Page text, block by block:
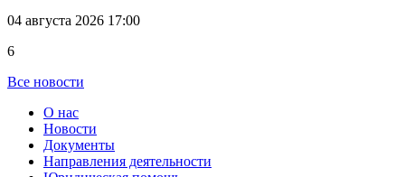
04 августа 2026 17:00
6
Все новости
О нас
Новости
Документы
Направления деятельности